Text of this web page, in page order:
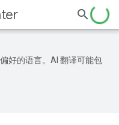
好的语言。AI 翻译可能包